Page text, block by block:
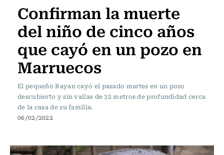
Confirman la muerte
del niño de cinco años
que cayó en un pozo en
Marruecos
El pequeño Rayan cayó el pasado martes en un pozo
descubierto y sin vallas de 32 metros de profundidad cerca
de la casa de su familia.
06/02/2022